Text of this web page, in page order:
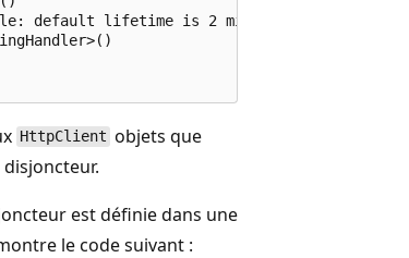
default lifetime is 2 minutes
HttpClient objets que
est définie dans une
le code suivant :